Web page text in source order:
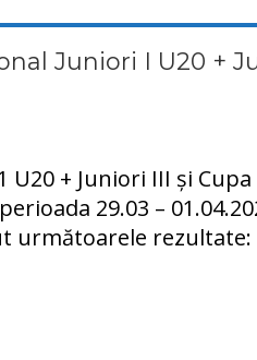
Juniori I U20 +
+ Juniori III și Cupa
29.03 –
următoarele rezultate: